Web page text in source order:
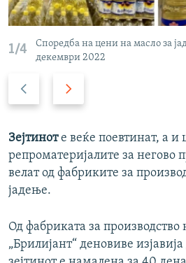
1/4
Споредба на цени на масло за
декември 2022
v
i
o
u
s
i
t
s
l
e
Зејтиноте веќе поевтинат, а и
репроматеријалите за негово
велат од фабриките за
јадење.
Од фабриката за производство
„Брилијант“ деновиве